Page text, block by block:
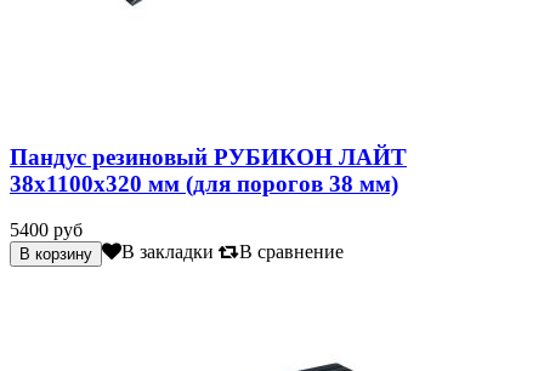
Пандус резиновый РУБИКОН ЛАЙТ
38х1100х320 мм (для порогов 38 мм)
5400 руб
В закладки В сравнение